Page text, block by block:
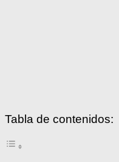
Tabla de contenidos: